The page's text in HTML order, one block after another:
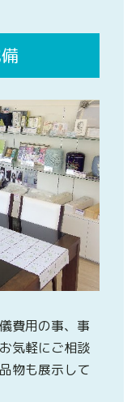
費用の事、事
気軽にご相談
物も展示して